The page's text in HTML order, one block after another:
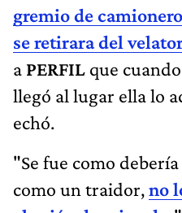
gremio de
se retirara del
a PERFIL que
llegó al lugar ella lo
echó.
"Se fue como
como un traidor,no